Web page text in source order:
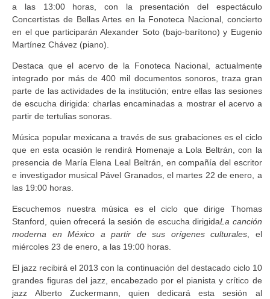
a las 13:00 horas, con la presentación del espectáculo
Concertistas de Bellas Artes en la Fonoteca Nacional, concierto
en el que participarán Alexander Soto (bajo-barítono) y Eugenio
Martínez Chávez (piano).
Destaca que el acervo de la Fonoteca Nacional, actualmente
integrado por más de 400 mil documentos sonoros, traza gran
parte de las actividades de la institución; entre ellas las sesiones
de escucha dirigida: charlas encaminadas a mostrar el acervo a
partir de tertulias sonoras.
Música popular mexicana a través de sus grabaciones es el ciclo
que en esta ocasión le rendirá Homenaje a Lola Beltrán, con la
presencia de María Elena Leal Beltrán, en compañía del escritor
e investigador musical Pável Granados, el martes 22 de enero, a
las 19:00 horas.
Escuchemos nuestra música es el ciclo que dirige Thomas
Stanford, quien ofrecerá la sesión de escucha dirigidaLa canción
moderna en México a partir de sus orígenes culturales, el
miércoles 23 de enero, a las 19:00 horas.
El jazz recibirá el 2013 con la continuación del destacado ciclo 10
grandes figuras del jazz, encabezado por el pianista y crítico de
jazz Alberto Zuckermann, quien dedicará esta sesión al